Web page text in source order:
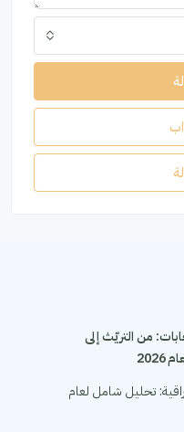
من التريّث إلى
تحليل شامل لعام